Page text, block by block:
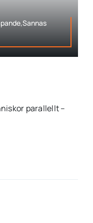
parallellt –